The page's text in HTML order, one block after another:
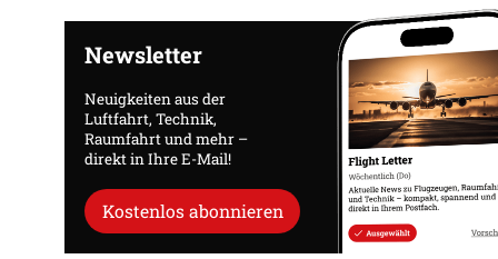
Newsletter
Neuigkeiten aus der
Luftfahrt, Technik,
Raumfahrt und mehr –
direkt in Ihre E-Mail!
Kostenlos abonnieren